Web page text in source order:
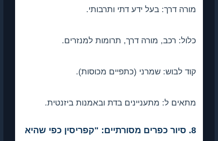
דרך: בעל ידע דתי ותרבותי.
רכב, מורה דרך, תרומות למנזרים.
לבוש: שמרני (כתפיים מכוסות).
ל: מתעניינים בדת ובאמנות ביזנטית.
8. סיור כפרים מסורתיים: "קפריסין כפי שהיא